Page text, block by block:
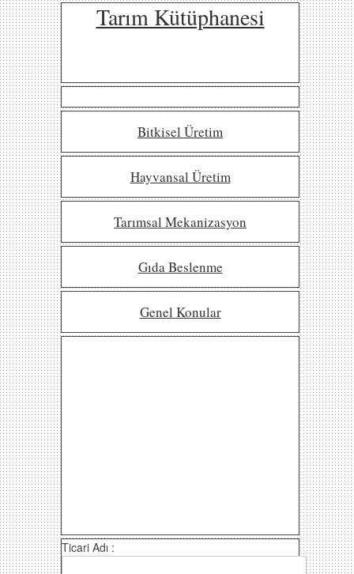
Tarım Kütüphanesi
Bitkisel Üretim
Hayvansal Üretim
Tarımsal Mekanizasyon
Gıda Beslenme
Genel Konular
Ticari Adı :